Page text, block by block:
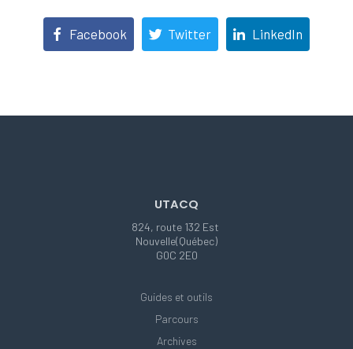
Facebook Twitter LinkedIn
UTACQ
824, route 132 Est
Nouvelle(Québec)
G0C 2E0
Guides et outils
Parcours
Archives